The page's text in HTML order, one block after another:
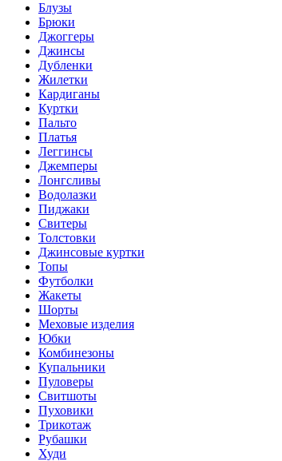
Блузы
Брюки
Джоггеры
Джинсы
Дубленки
Жилетки
Кардиганы
Куртки
Пальто
Платья
Леггинсы
Джемперы
Лонгсливы
Водолазки
Пиджаки
Свитеры
Толстовки
Джинсовые куртки
Топы
Футболки
Жакеты
Шорты
Меховые изделия
Юбки
Комбинезоны
Купальники
Пуловеры
Свитшоты
Пуховики
Трикотаж
Рубашки
Худи